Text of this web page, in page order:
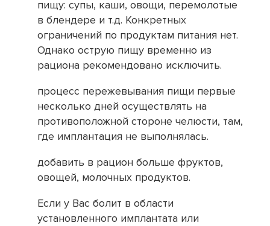
пищу: супы, каши, овощи, перемолотые
в блендере и т.д. Конкретных
ограничений по продуктам питания нет.
Однако острую пищу временно из
рациона рекомендовано исключить.
процесс пережевывания пищи первые
несколько дней осуществлять на
противоположной стороне челюсти, там,
где имплантация не выполнялась.
добавить в рацион больше фруктов,
овощей, молочных продуктов.
Если у Вас болит в области
установленного имплантата или